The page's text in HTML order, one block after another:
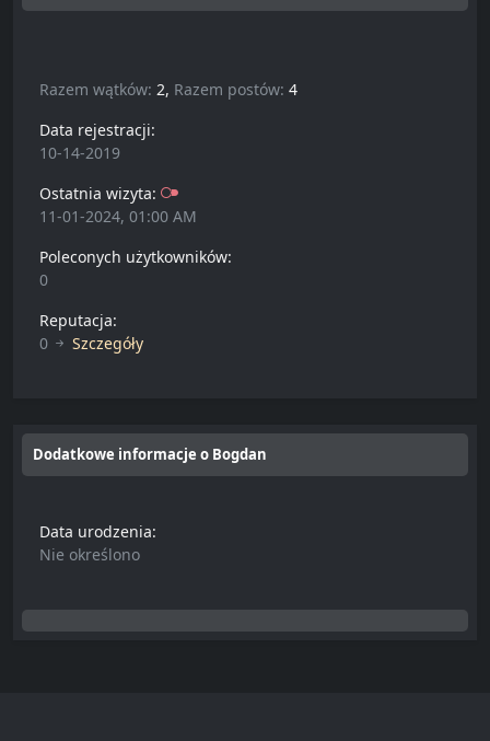
Razem wątków: 2, Razem postów: 4
Data rejestracji:
10-14-2019
Ostatnia wizyta:
11-01-2024, 01:00 AM
Poleconych użytkowników:
0
Reputacja:
0
Szczegóły
Dodatkowe informacje o Bogdan
Data urodzenia:
Nie określono